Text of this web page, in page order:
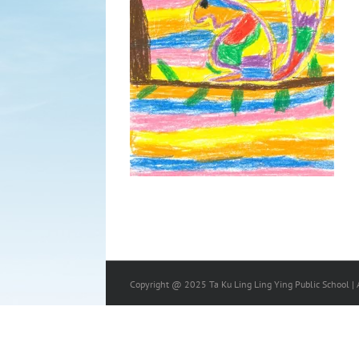
Copyright @ 2025 Ta Ku Ling Ling Ying Public School |